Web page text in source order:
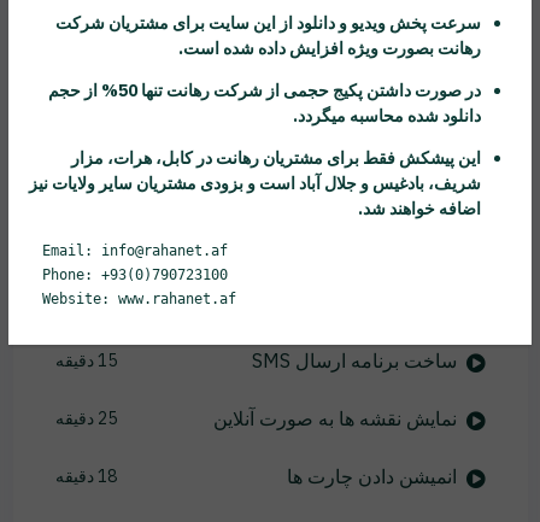
کار با Additional 7 دقیقه
کار با قسمت Label و Image
ایجاد نمودار با استفاده از Chart 13 دقیقه
7 دقیقه
14 دقیقه
ساخت برنامه ارسال SMS 15 دقیقه
نمایش نقشه ها به صورت آنلاین 25 دقیقه
انمیشن دادن چارت ها 18 دقیقه
سرعت پخش ویدیو و دانلود از این سایت برای مشتریان شرکت
رهانت بصورت ویژه افزایش داده شده است.
در صورت داشتن پکیج حجمی از شرکت رهانت
تنها 50% از حجم
دانلود شده محاسبه میگردد.
این پیشکش فقط برای مشتریان رهانت در کابل، هرات، مزار
شریف، بادغیس و جلال آباد است و بزودی مشتریان سایر ولایات نیز
اضافه خواهند شد.
Email: info@rahanet.af
Phone: +93(0)790723100
Website: www.rahanet.af